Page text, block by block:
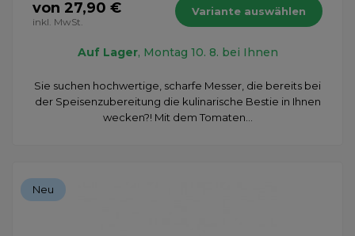
von 27,90 €
inkl. MwSt.
Variante auswählen
Auf Lager, Montag 10. 8. bei Ihnen
Sie suchen hochwertige, scharfe Messer, die bereits bei
der Speisenzubereitung die kulinarische Bestie in Ihnen
wecken?! Mit dem Tomaten...
Neu